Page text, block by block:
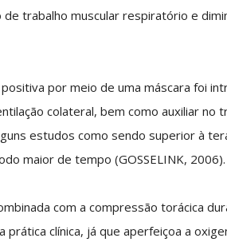
trabalho muscular respiratório e
por meio de uma máscara foi
colateral, bem como auxiliar no
estudos como sendo superior à
maior de tempo (GOSSELINK, 2006).
com a compressão torácica
clínica, já que aperfeiçoa a